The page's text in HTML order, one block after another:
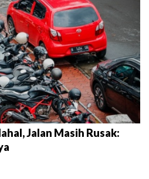
Jalan Masih Rusak: